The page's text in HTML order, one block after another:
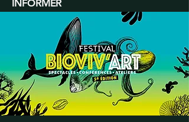
INFORMER